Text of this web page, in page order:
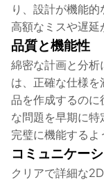
り、設計が機能
高額なミスや遅延
品質と機能性
綿密な計画と分析
は、正確な仕様
品を作成するの
な問題を早期に
完璧に機能するよ
コミュニケー
クリアで詳細な